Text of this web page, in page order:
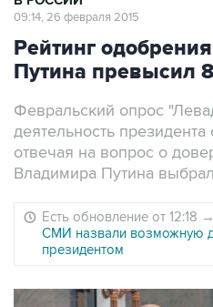
09:14, 26 февраля 2015
Рейтинг
Путина превысил
Февральский опрос
деятельность
отвечая на вопрос о
Владимира Путина
Есть обновление от 12:18 →
СМИ назвали возможную
президентом